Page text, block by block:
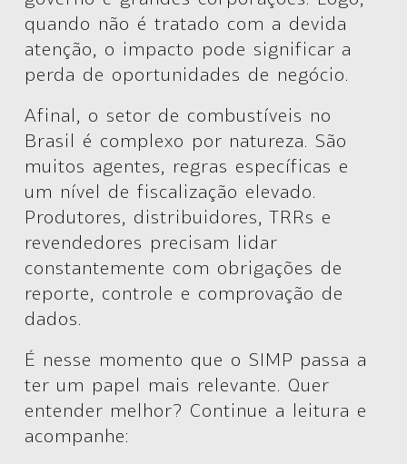
quando não é tratado com a devida
atenção, o impacto pode significar a
perda de oportunidades de negócio.
Afinal, o setor de combustíveis no
Brasil é complexo por natureza. São
muitos agentes, regras específicas e
um nível de fiscalização elevado.
Produtores, distribuidores, TRRs e
revendedores precisam lidar
constantemente com obrigações de
reporte, controle e comprovação de
dados.
É nesse momento que o SIMP passa a
ter um papel mais relevante. Quer
entender melhor? Continue a leitura e
acompanhe: